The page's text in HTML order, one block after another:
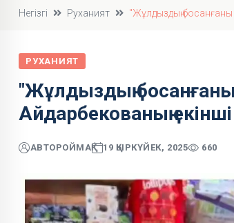
Негізгі Руханият "Жұлдыздың босанғаны
РУХАНИЯТ
"Жұлдыздың
Айдарбекованың
АВТОРОЙМАҚ 19 ҚЫРКҮЙЕК, 2025 660